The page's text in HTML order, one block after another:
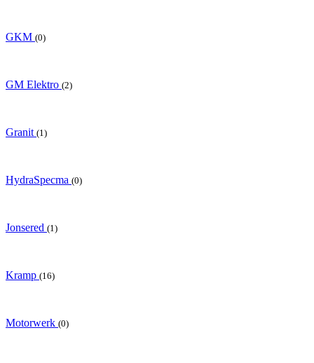
GKM (0)
GM Elektro (2)
Granit (1)
HydraSpecma (0)
Jonsered (1)
Kramp (16)
Motorwerk (0)